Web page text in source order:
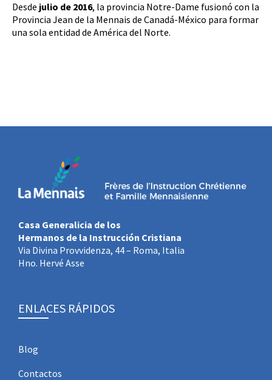
Desde julio de 2016, la provincia Notre-Dame fusionó con la
Provincia Jean de la Mennais de Canadá-México para formar
una sola entidad de América del Norte.
Casa Generalicia de los
Hermanos de la Instrucción Cristiana
Via Divina Provvidenza, 44 – Roma, Italia
Hno. Hervé Asse
ENLACES RÁPIDOS
Blog
Contactos